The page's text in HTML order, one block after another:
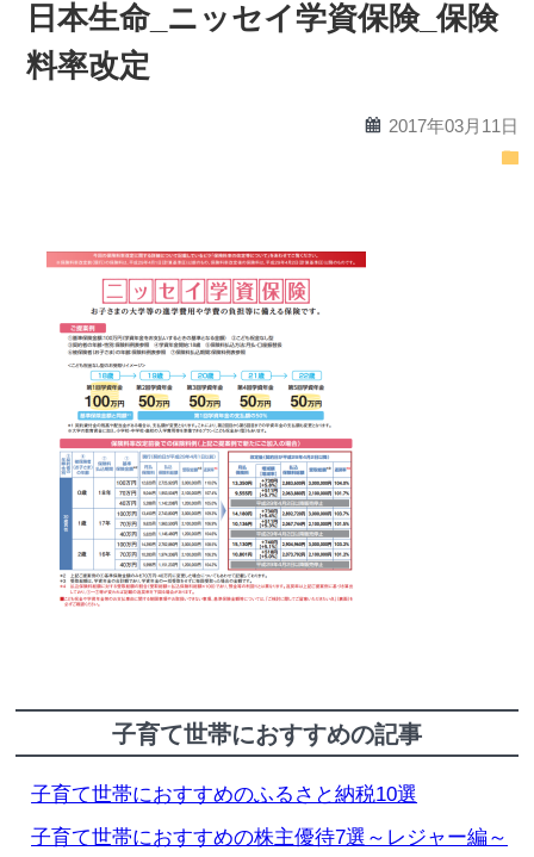
日本生命_ニッセイ学資保険_保険
料率改定
calendar 2017年03月11日
folder
子育て世帯におすすめの記事
子育て世帯におすすめのふるさと納税10選
子育て世帯におすすめの株主優待7選～レジャー編～